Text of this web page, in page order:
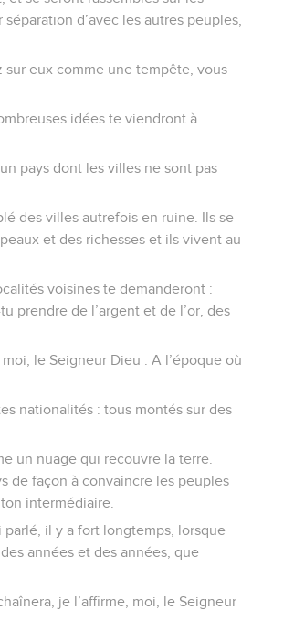
d’avec les autres peuples,
eux comme une tempête, vous
idées te viendront à
pays dont les villes ne sont pas
des villes autrefois en ruine. Ils se
et des richesses et ils vivent au
voisines te demanderont :
prendre de l’argent et de l’or, des
le Seigneur Dieu : A l’époque où
nationalités : tous montés sur des
un nuage qui recouvre la terre.
de façon à convaincre les peuples
intermédiaire.
il y a fort longtemps, lorsque
années et des années, que
je l’affirme, moi, le Seigneur